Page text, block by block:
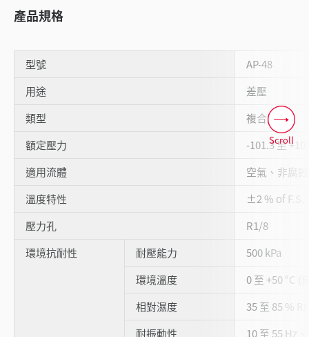
產品規格
型號
AP-48
用途
差壓
類型
複合壓力
額定壓力
-101.3 至
適用流體
空氣、非腐
溫度特性
±2 % of F.S.
壓力孔
R1/8
環境抗耐性
耐壓能力
500 kPa
環境溫度
0 至 +50 °C (
相對濕度
35 至 85 %
耐振動性
10 至 55 Hz
Scroll